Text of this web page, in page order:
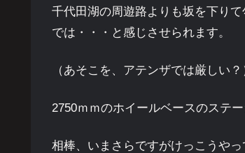
千代田湖の周遊路よりも坂を下り
では・・・と感じさせられます。
（あそこを、アテンザでは厳しい？
2750ｍｍのホイールベースのステ
相棒、いまさらですがけっこうや